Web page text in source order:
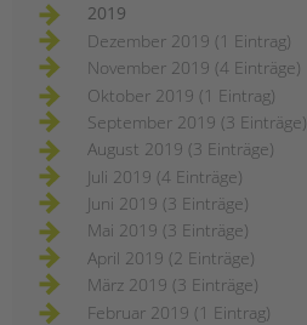
2019
Dezember 2019 (1 Eintrag)
November 2019 (4 Einträge)
Oktober 2019 (1 Eintrag)
September 2019 (3 Einträge)
August 2019 (3 Einträge)
Juli 2019 (4 Einträge)
Juni 2019 (3 Einträge)
Mai 2019 (3 Einträge)
April 2019 (2 Einträge)
März 2019 (3 Einträge)
Februar 2019 (1 Eintrag)